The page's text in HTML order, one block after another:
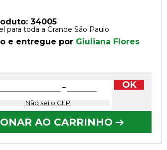
34005
para toda a Grande São Paulo
e entregue por Giuliana Flores
−
Não sei o CEP
OK
AO CARRINHO